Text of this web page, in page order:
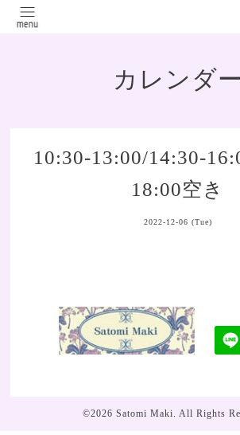
カレンダー
10:30-13:00/14:30-
18:00空き
2022-12-06 (Tue)
©2026 Satomi Maki. All Rights